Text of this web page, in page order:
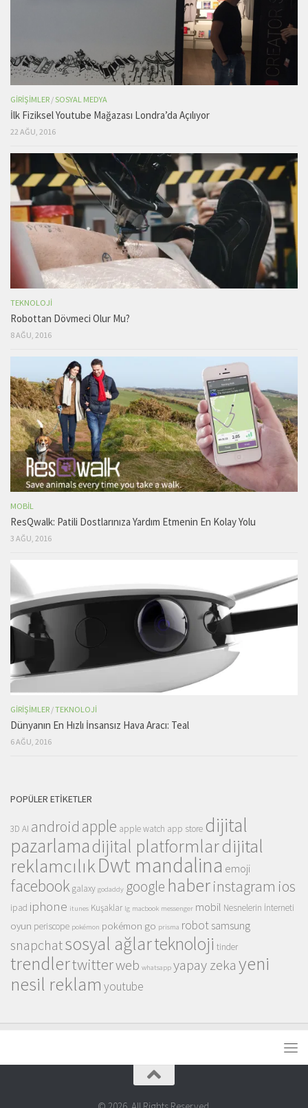
GIRIŞIMLER /SOSYAL MEDYA
İlk Fiziksel Youtube Mağazası Londra’da Açılıyor
22 AĞU, 2016
TEKNOLOJI
Robottan Dövmeci Olur Mu?
8 AĞU, 2016
MOBIL
ResQwalk: Patili Dostlarınıza Yardım Etmenin En Kolay Yolu
3 AĞU, 2016
GIRIŞIMLER /TEKNOLOJI
Dünyanın En Hızlı İnsansız Hava Aracı: Teal
6 AĞU, 2016
POPÜLER ETIKETLER
3D AI android apple apple watch app store dijital
pazarlamadijital platformlardijital
reklamcılıkDwt mandalina emoji
facebookgalaxy godaddy google haberinstagram ios
ipad iphone itunes Kuşaklar lg macbook messenger mobil Nesnelerin İnterneti
oyun periscope pokémon pokémon go prisma robot samsung
snapchatsosyal ağlarteknoloji tinder
trendlertwitterweb whatsapp yapay zekayeni
nesil reklam youtube